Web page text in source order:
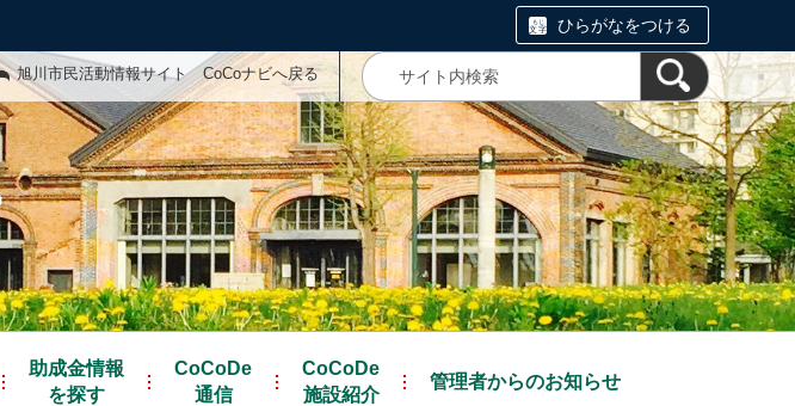
ひらがなをつける
旭川市民活動情報サイト CoCoナビへ戻る
助成金情報
を探す
CoCoDe
通信
CoCoDe
施設紹介
管理者からのお知らせ